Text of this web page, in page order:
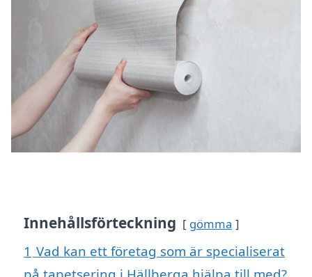
Innehållsförteckning gömma
1 Vad kan ett företag som är specialiserat